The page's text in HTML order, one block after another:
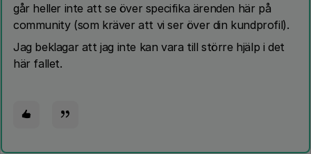
går heller inte att se över specifika ärenden här på
community (som kräver att vi ser över din kundprofil).
Jag beklagar att jag inte kan vara till större hjälp i det
här fallet.